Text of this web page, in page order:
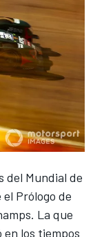
del Mundial de
Prólogo de
La que
en los tiempos